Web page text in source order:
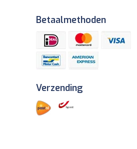
Betaalmethoden
Verzending